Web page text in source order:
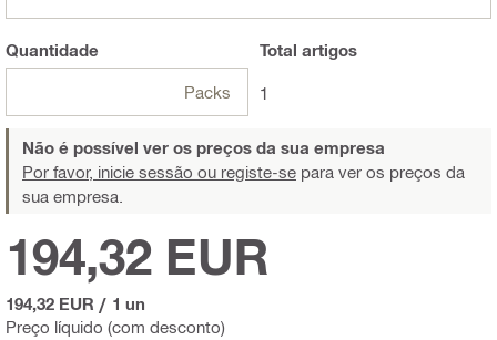
Quantidade
Packs
Total artigos
1
Não é possível ver os preços da sua empresa
Por favor, inicie sessão ou registe-se para ver os preços da
sua empresa.
Preço líquido (com desconto)
194,32 EUR
194,32 EUR / 1 un